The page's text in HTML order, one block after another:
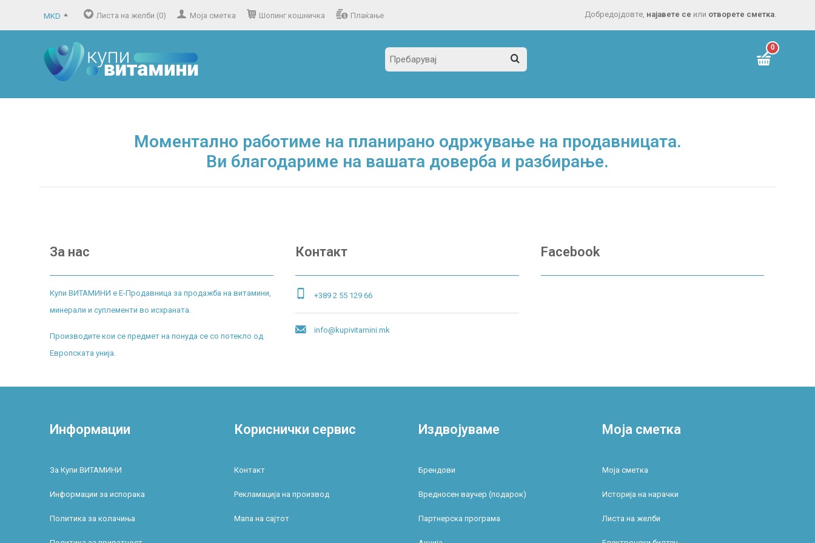
MKD Добредојдовте, најавете се или отворете сметка.
Листа на желби (0) Моја сметка Шопинг кошничка Плаќање
0
Моментално работиме на планирано одржување на продавницата.
Ви благодариме на вашата доверба и разбирање.
За нас
Купи ВИТАМИНИ е Е-Продавница за продажба на витамини,
минерали и суплементи во исхраната.
Производите кои се предмет на понуда се со потекло од
Европската унија.
Контакт
+389 2 55 129 66
info@kupivitamini.mk
Facebook
Информации
За Купи ВИТАМИНИ
Информации за испорака
Политика за колачиња
Кориснички сервис
Контакт
Рекламација на производ
Мапа на сајтот
Издвојуваме
Брендови
Вредносен ваучер (подарок)
Партнерска програма
Моја сметка
Моја сметка
Историја на нарачки
Листа на желби